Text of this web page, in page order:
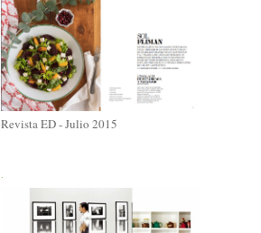
Revista ED - Julio 2015